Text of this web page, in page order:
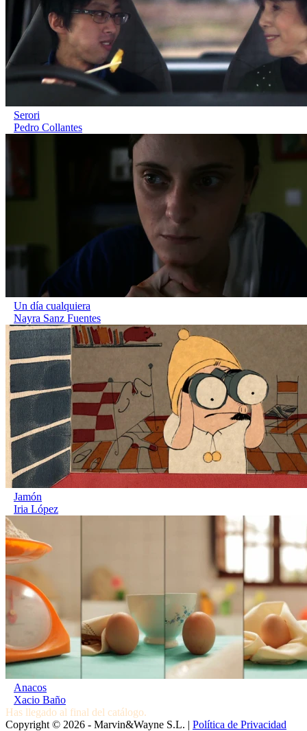
Serori
Pedro Collantes
Un día cualquiera
Nayra Sanz Fuentes
Jamón
Iria López
Anacos
Xacio Baño
Has llegado al final del catálogo.
Copyright © 2026 - Marvin&Wayne S.L. | Política de Privacidad